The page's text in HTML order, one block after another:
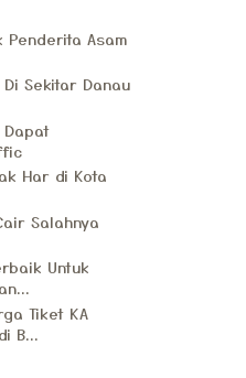
Penderita Asam
Sekitar Danau
Dapat
Har di Kota
Salahnya
Untuk
Tiket KA
B...